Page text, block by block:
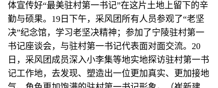
体宣传好“最美驻村第一书记”在这片土地上留下的辛
勤与硕果。19日下午，采风团所有人员参观了“老坚
决”纪念馆，学习老坚决精神；参加了宁陵驻村第一
书记座谈会，与驻村第一书记代表面对面交流。20
日，采风团成员深入小李集等地实地探访驻村第一书
记工作地，去发现、塑造出一位更加真实、更加接地